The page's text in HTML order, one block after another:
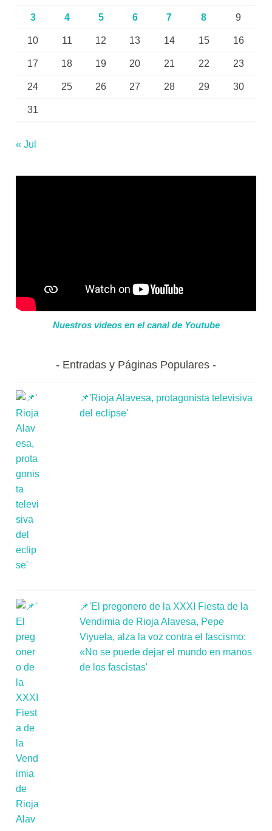
3 4 5 6 7 8 9
10 11 12 13 14 15 16
17 18 19 20 21 22 23
24 25 26 27 28 29 30
31
« Jul
Nuestros videos en el canal de Youtube
Entradas y Páginas Populares
📌'Rioja Alavesa, protagonista televisiva
del eclipse'
📌'El pregonero de la XXXI Fiesta de la
Vendimia de Rioja Alavesa, Pepe
Viyuela, alza la voz contra el fascismo:
«No se puede dejar el mundo en manos
de los fascistas'